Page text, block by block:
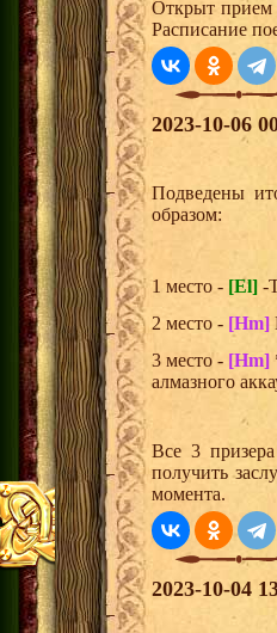
Открыт прием
Расписание
2023-10-06
Подведены
образом:
1 место - [El] -
2 место - [Hm]
3 место - [Hm]
алмазного
Все 3
получить
момента.
2023-10-04